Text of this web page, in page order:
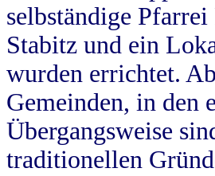
selbständige
Stabitz und ein
wurden errichtet.
Gemeinden, in den
Übergangsweise
traditionellen